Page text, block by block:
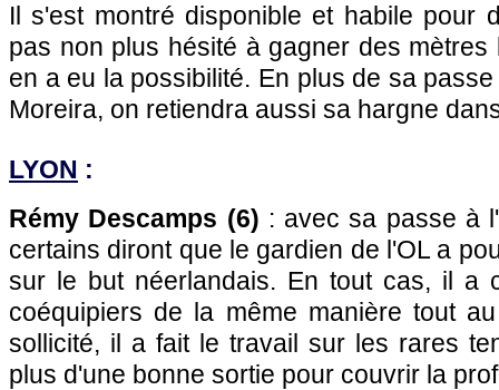
Il s'est montré disponible et habile pour
pas non plus hésité à gagner des
en a eu la possibilité. En plus de sa
Moreira, on retiendra aussi sa hargne
LYON :
Rémy Descamps (6) : avec sa passe à
certains diront que le gardien de l'OL a
sur le but néerlandais. En tout cas, il a
coéquipiers de la même manière tout
sollicité, il a fait le travail sur les rares
plus d'une bonne sortie pour couvrir la